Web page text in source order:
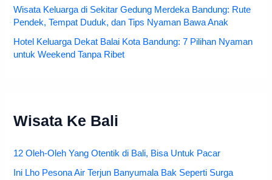
Wisata Keluarga di Sekitar Gedung Merdeka Bandung: Rute
Pendek, Tempat Duduk, dan Tips Nyaman Bawa Anak
Hotel Keluarga Dekat Balai Kota Bandung: 7 Pilihan Nyaman
untuk Weekend Tanpa Ribet
Wisata Ke Bali
12 Oleh-Oleh Yang Otentik di Bali, Bisa Untuk Pacar
Ini Lho Pesona Air Terjun Banyumala Bak Seperti Surga